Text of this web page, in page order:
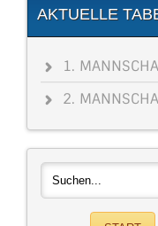
AKTUELLE
1.
2.